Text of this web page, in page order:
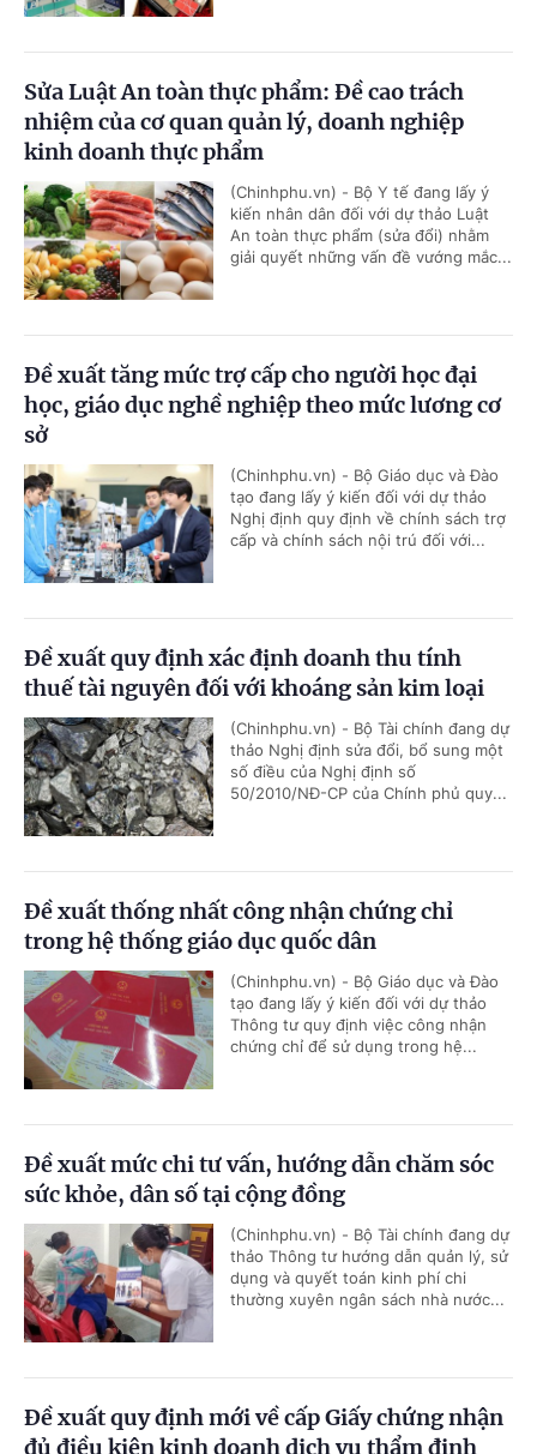
Sửa Luật An toàn thực phẩm: Đề cao trách
nhiệm của cơ quan quản lý, doanh nghiệp
kinh doanh thực phẩm
(Chinhphu.vn) - Bộ Y tế đang lấy ý
kiến nhân dân đối với dự thảo Luật
An toàn thực phẩm (sửa đổi) nhằm
giải quyết những vấn đề vướng mắc...
Đề xuất tăng mức trợ cấp cho người học đại
học, giáo dục nghề nghiệp theo mức lương cơ
sở
(Chinhphu.vn) - Bộ Giáo dục và Đào
tạo đang lấy ý kiến đối với dự thảo
Nghị định quy định về chính sách trợ
cấp và chính sách nội trú đối với...
Đề xuất quy định xác định doanh thu tính
thuế tài nguyên đối với khoáng sản kim loại
(Chinhphu.vn) - Bộ Tài chính đang dự
thảo Nghị định sửa đổi, bổ sung một
số điều của Nghị định số
50/2010/NĐ-CP của Chính phủ quy...
Đề xuất thống nhất công nhận chứng chỉ
trong hệ thống giáo dục quốc dân
(Chinhphu.vn) - Bộ Giáo dục và Đào
tạo đang lấy ý kiến đối với dự thảo
Thông tư quy định việc công nhận
chứng chỉ để sử dụng trong hệ...
Đề xuất mức chi tư vấn, hướng dẫn chăm sóc
sức khỏe, dân số tại cộng đồng
(Chinhphu.vn) - Bộ Tài chính đang dự
thảo Thông tư hướng dẫn quản lý, sử
dụng và quyết toán kinh phí chi
thường xuyên ngân sách nhà nước...
Đề xuất quy định mới về cấp Giấy chứng nhận
đủ điều kiện kinh doanh dịch vụ thẩm định